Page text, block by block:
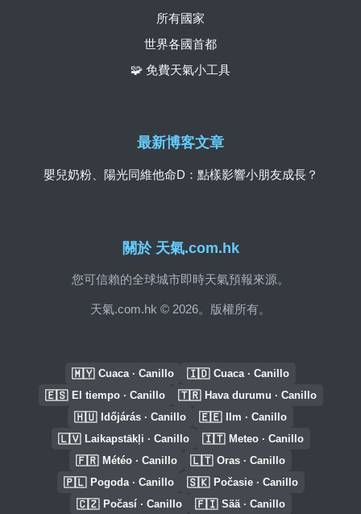
關於 天氣.com.hk
您可信賴的全球城市即時天氣預報來源。
天氣.com.hk © 2026。版權所有。
所有國家
世界各國首都
🧩 免費天氣小工具
最新博客文章
嬰兒奶粉、陽光同維他命D：點樣影響小朋友成長？
🇲🇾 Cuaca · Canillo 🇮🇩 Cuaca · Canillo
🇪🇸 El tiempo · Canillo 🇹🇷 Hava durumu · Canillo
🇭🇺 Időjárás · Canillo 🇪🇪 Ilm · Canillo
🇱🇻 Laikapstākļi · Canillo 🇮🇹 Meteo · Canillo
🇫🇷 Météo · Canillo 🇱🇹 Oras · Canillo
🇵🇱 Pogoda · Canillo 🇸🇰 Počasie · Canillo
🇨🇿 Počasí · Canillo 🇫🇮 Sää · Canillo